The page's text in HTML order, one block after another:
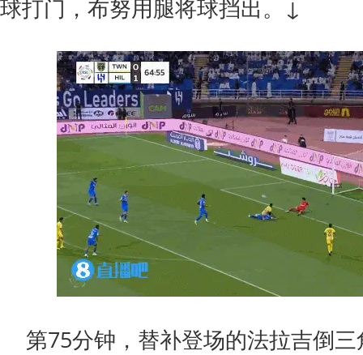
球打门，布努用腿将球挡出。↓
第75分钟，替补登场的法拉吉倒